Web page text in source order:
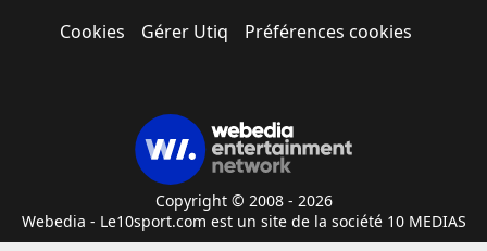
Cookies Gérer Utiq Préférences cookies
Copyright © 2008 - 2026
Webedia - Le10sport.com est un site de la société 10 MEDIAS